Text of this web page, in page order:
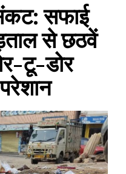
सफाई
से छठवें
टू-डोर